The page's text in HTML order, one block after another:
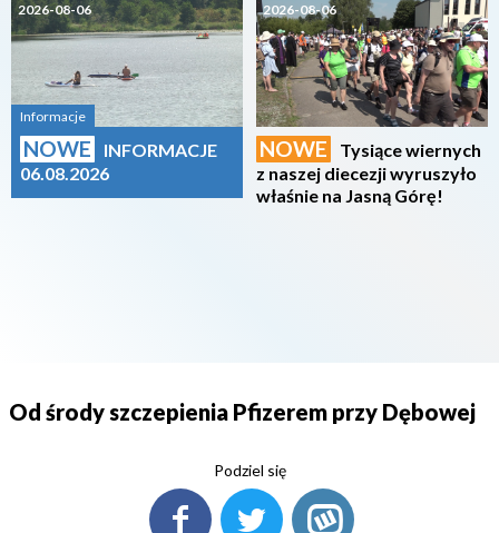
2026-08-06
Informacje
NOWE
INFORMACJE
06.08.2026
2026-08-06
NOWE
Tysiące wiernych
z naszej diecezji wyruszyło
właśnie na Jasną Górę!
Od środy szczepienia Pfizerem przy Dębowej
Podziel się